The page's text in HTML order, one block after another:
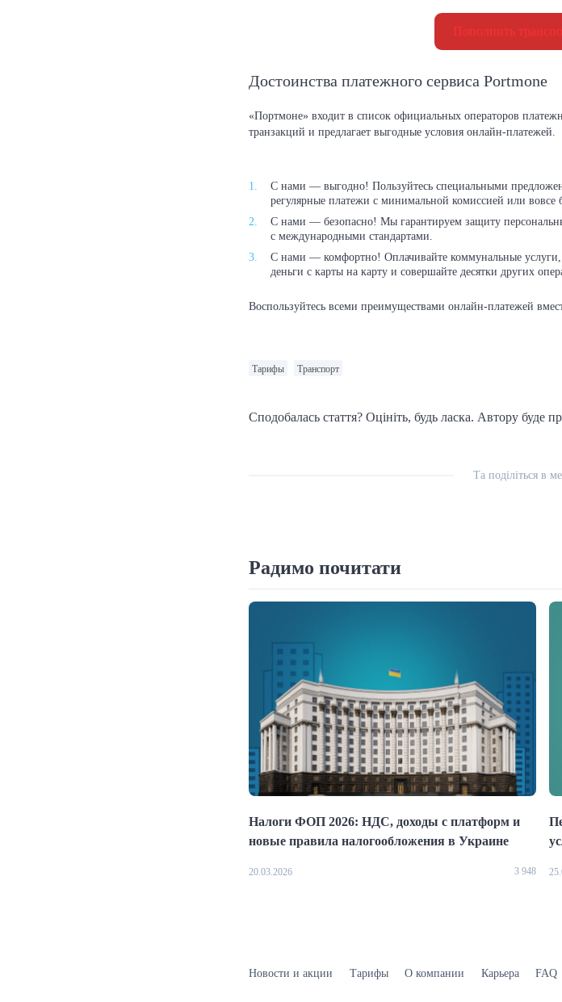
Пополнить
Достоинства платежного сервиса Portmone
«Портмоне» входит в список официальных операторов
транзакций и предлагает выгодные условия онлайн-платежей.
С нами — выгодно! Пользуйтесь специальными
регулярные платежи с минимальной комиссией или вовсе
С нами — безопасно! Мы гарантируем защиту
с международными стандартами.
С нами — комфортно! Оплачивайте коммунальные услуги,
деньги с карты на карту и совершайте десятки других
Воспользуйтесь всеми преимуществами онлайн-платежей
Тарифы Транспорт
Сподобалась стаття? Оцініть, будь ласка. Автору буде
Та поділіться в
Радимо почитати
Налоги ФОП 2026: НДС, доходы с платформ и
новые правила налогообложения в Украине
20.03.2026 3 948
Новости и акции Тарифы О компании Карьера FAQ